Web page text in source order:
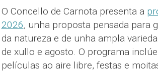
O Concello de Carnota presenta a
2026, unha proposta pensada para
da natureza e de unha ampla
de xullo e agosto. O programa
películas ao aire libre, festas e